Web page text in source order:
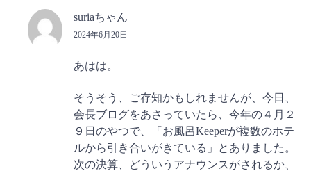
suriaちゃん
2024年6月20日
あはは。
そうそう、ご存知かもしれませんが、今日、
会長ブログをあさっていたら、今年の４月２
９日のやつで、「お風呂Keeperが複数のホテ
ルから引き合いがきている」とありました。
次の決算、どういうアナウンスがされるか、